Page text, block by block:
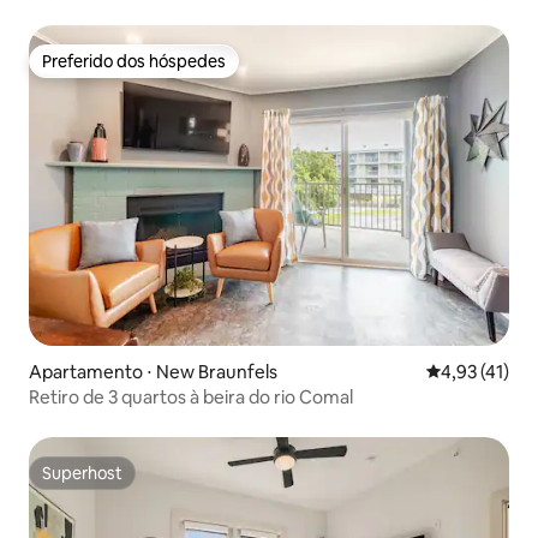
Preferido dos hóspedes
Preferido dos hóspedes
Apartamento ⋅ New Braunfels 4,93 de uma
4,93 (41)
Retiro de 3 quartos à beira do rio Comal
Superhost
Superhost